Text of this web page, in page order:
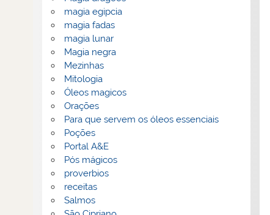
magia egipcia
magia fadas
magia lunar
Magia negra
Mezinhas
Mitologia
Óleos magicos
Orações
Para que servem os óleos essenciais
Poções
Portal A&E
Pós mágicos
proverbios
receitas
Salmos